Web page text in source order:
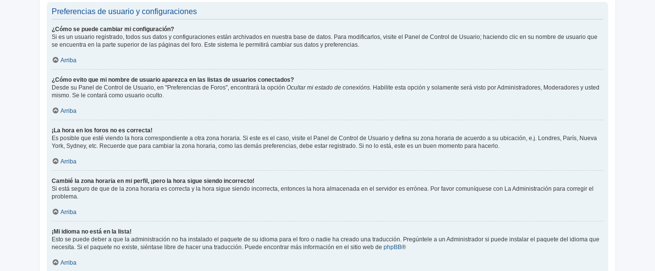
Preferencias de usuario y configuraciones
¿Cómo se puede cambiar mi configuración?
Si es un usuario registrado, todos sus datos y configuraciones están archivados en nuestra base de datos. Para modificarlos, visite el Panel de Control de Usuario; haciendo clic en su nombre de usuario que
se encuentra en la parte superior de las páginas del foro. Este sistema le permitirá cambiar sus datos y preferencias.
Arriba
¿Cómo evito que mi nombre de usuario aparezca en las listas de usuarios conectados?
Desde su Panel de Control de Usuario, en "Preferencias de Foros", encontrará la opción Ocultar mi estado de conexións . Habilite esta opción y solamente será visto por Administradores, Moderadores y usted
mismo. Se le contará como usuario oculto.
Arriba
¡La hora en los foros no es correcta!
Es posible que esté viendo la hora correspondiente a otra zona horaria. Si este es el caso, visite el Panel de Control de Usuario y defina su zona horaria de acuerdo a su ubicación, e.j. Londres, París, Nueva
York, Sydney, etc. Recuerde que para cambiar la zona horaria, como las demás preferencias, debe estar registrado. Si no lo está, este es un buen momento para hacerlo.
Arriba
Cambié la zona horaria en mi perfil, ¡pero la hora sigue siendo incorrecto!
Si está seguro de que de la zona horaria es correcta y la hora sigue siendo incorrecta, entonces la hora almacenada en el servidor es errónea. Por favor comuníquese con La Administración para corregir el
problema.
Arriba
¡Mi idioma no está en la lista!
Esto se puede deber a que la administración no ha instalado el paquete de su idioma para el foro o nadie ha creado una traducción. Pregúntele a un Administrador si puede instalar el paquete del idioma que
necesita. Si el paquete no existe, siéntase libre de hacer una traducción. Puede encontrar más información en el sitio web de phpBB®
Arriba